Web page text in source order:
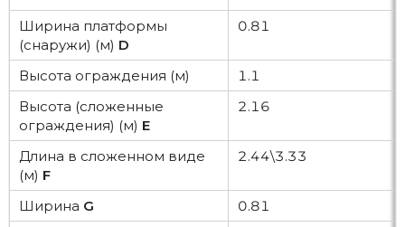
Ширина платформы
(снаружи) (м) D
0.81
Высота ограждения (м)
1.1
Высота (сложенные
ограждения) (м) E
2.16
Длина в сложенном виде
(м) F
2.44\3.33
Ширина G
0.81